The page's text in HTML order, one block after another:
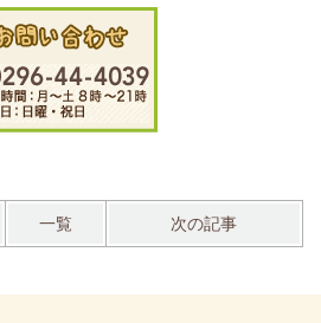
一覧 次の記事